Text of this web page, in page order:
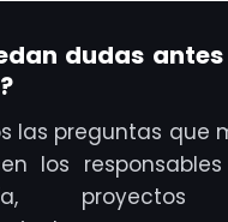
dudas
las preguntas que
los